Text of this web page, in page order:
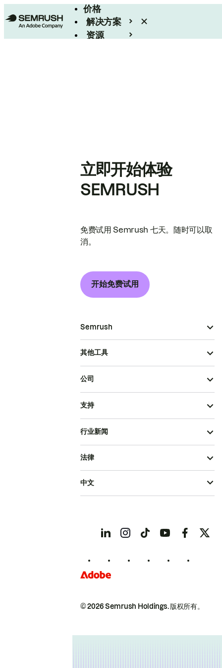
价格
解决方案
资源
立即开始体验
SEMRUSH
免费试用 Semrush 七天。随时可以取
消。
开始免费试用
Semrush
其他工具
公司
支持
行业新闻
© 2026 Semrush Holdings.版权所有。
法律
中文